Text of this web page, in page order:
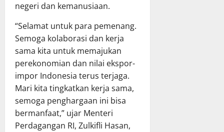
negeri dan kemanusiaan.
“Selamat untuk para pemenang.
Semoga kolaborasi dan kerja
sama kita untuk memajukan
perekonomian dan nilai ekspor-
impor Indonesia terus terjaga.
Mari kita tingkatkan kerja sama,
semoga penghargaan ini bisa
bermanfaat,” ujar Menteri
Perdagangan RI, Zulkifli Hasan,